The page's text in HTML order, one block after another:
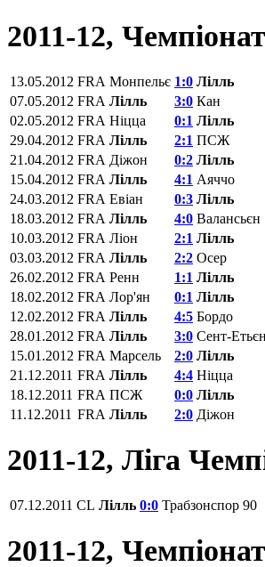
2011-12,
13.05.2012 FRA Монпельє 1:0 Лілль
07.05.2012 FRA Лілль 3:0 Кан
02.05.2012 FRA Ніцца 0:1 Лілль
29.04.2012 FRA Лілль 2:1 ПСЖ
21.04.2012 FRA Діжон 0:2 Лілль
15.04.2012 FRA Лілль 4:1 Аяччо
24.03.2012 FRA Евіан 0:3 Лілль
18.03.2012 FRA Лілль 4:0 Валансьєн
10.03.2012 FRA Ліон 2:1 Лілль
03.03.2012 FRA Лілль 2:2 Осер
26.02.2012 FRA Ренн 1:1 Лілль
18.02.2012 FRA Лор'ян 0:1 Лілль
12.02.2012 FRA Лілль 4:5 Бордо
28.01.2012 FRA Лілль 3:0 Сент-Етьєн
15.01.2012 FRA Марсель 2:0 Лілль
21.12.2011 FRA Лілль 4:4 Ніцца
18.12.2011 FRA ПСЖ 0:0 Лілль
11.12.2011 FRA Лілль 2:0 Діжон
2011-12, Ліга
07.12.2011 CL Лілль 0:0 Трабзонспор 90
2011-12,